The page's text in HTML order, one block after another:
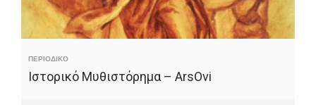
ΠΕΡΙΟΔΙΚΟ
Ιστορικό Μυθιστόρημα – ArsOvi